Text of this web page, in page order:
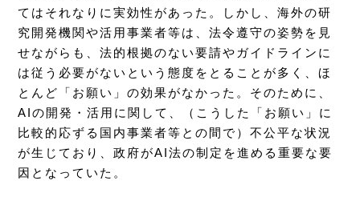
てはそれなりに実効性があった。しかし、海外の研
究開発機関や活用事業者等は、法令遵守の姿勢を見
せながらも、法的根拠のない要請やガイドラインに
は従う必要がないという態度をとることが多く、ほ
とんど「お願い」の効果がなかった。そのために、
AIの開発・活用に関して、（こうした「お願い」に
比較的応ずる国内事業者等との間で）不公平な状況
が生じており、政府がAI法の制定を進める重要な要
因となっていた。